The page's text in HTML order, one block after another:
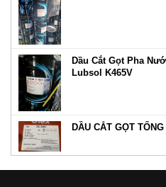
Dầu Cắt Gọt Pha
Lubsol K465V
DẦU CẮT GỌT